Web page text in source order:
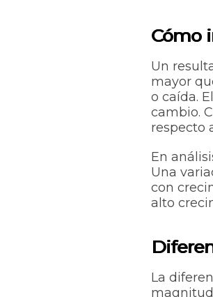
Cómo
Un
mayor
o caída.
cambio.
respecto
En
Una
con
alto
La